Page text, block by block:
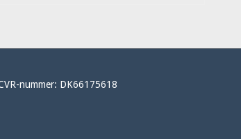
nummer: DK66175618